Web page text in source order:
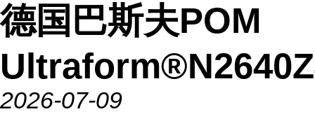
德国巴斯夫POM
2026-07-09